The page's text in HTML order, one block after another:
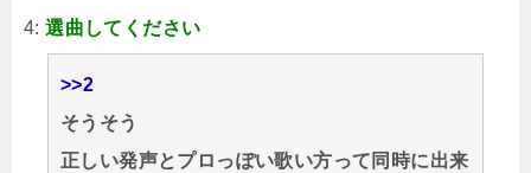
4:選曲してください
>>2
そうそう
正しい発声とプロっぽい歌い方って同時に出来